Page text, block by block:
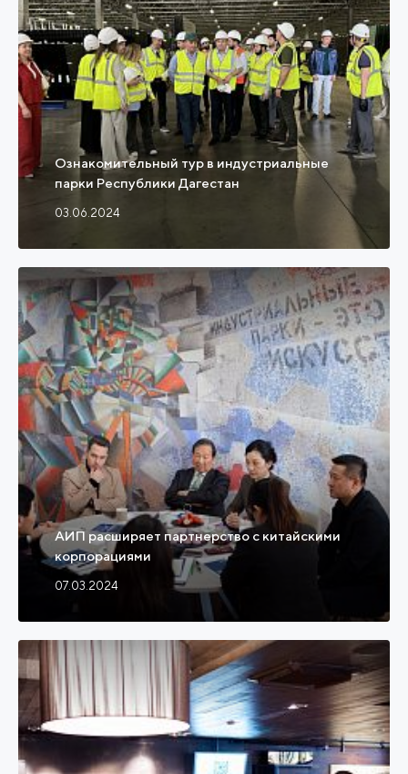
Ознакомительный тур в индустриальные
парки Республики Дагестан
03.06.2024
АИП расширяет партнерство с китайскими
корпорациями
07.03.2024